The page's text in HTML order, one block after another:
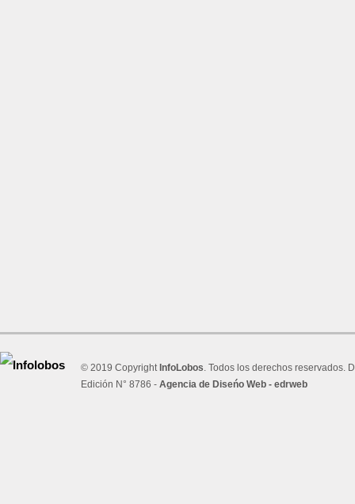
© 2019 Copyright InfoLobos. Todos los derechos reservados.
Edición N° 8786 - Agencia de Diseńo Web - edrweb